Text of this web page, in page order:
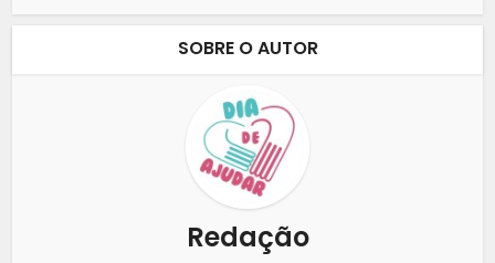
SOBRE O AUTOR
Redação